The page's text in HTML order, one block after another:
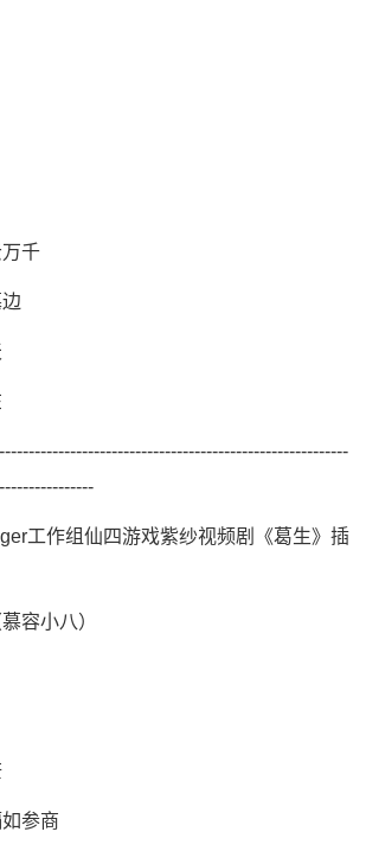
千
工作组仙四游戏紫纱视频剧《葛生》插
容小八）
参商